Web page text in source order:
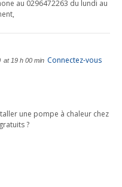
au 0296472263 du lundi au
at 19 h 00 min Connectez-vous
une pompe à chaleur chez
?